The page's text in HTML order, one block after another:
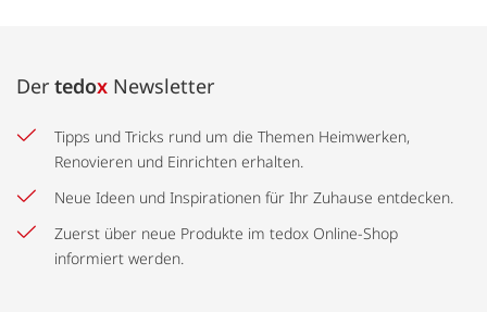
Der tedox Newsletter
Tipps und Tricks rund um die Themen Heimwerken,
Renovieren und Einrichten erhalten.
Neue Ideen und Inspirationen für Ihr Zuhause entdecken.
Zuerst über neue Produkte im tedox Online-Shop
informiert werden.